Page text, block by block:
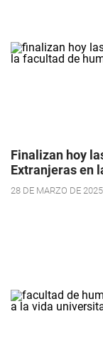
Finalizan hoy
Extranjeras en
28 DE MARZO DE